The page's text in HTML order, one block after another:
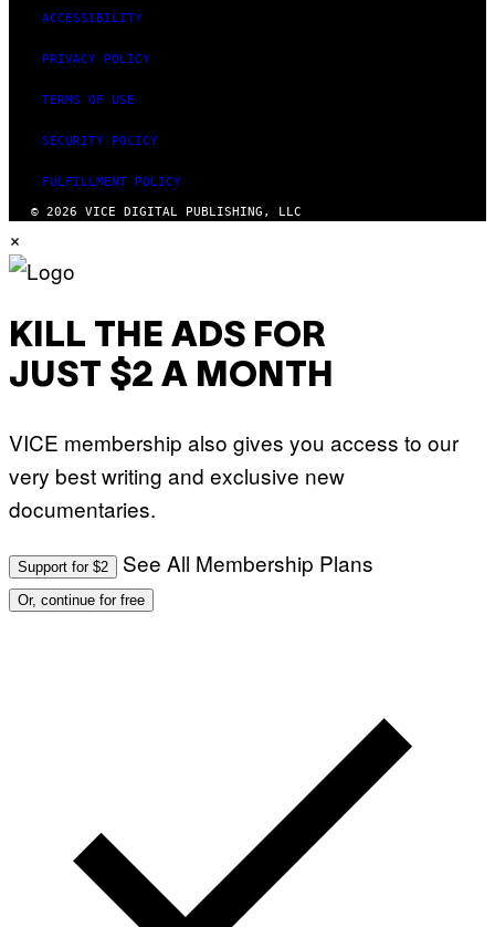
ACCESSIBILITY
PRIVACY POLICY
TERMS OF USE
SECURITY POLICY
FULFILLMENT POLICY
© 2026 VICE DIGITAL PUBLISHING, LLC
×
KILL THE ADS FOR
JUST $2 A MONTH
VICE membership also gives you access to our
very best writing and exclusive new
documentaries.
Support for $2 See All Membership Plans
Or, continue for free